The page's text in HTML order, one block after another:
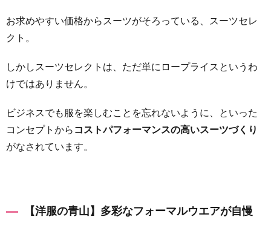
お求めやすい価格からスーツがそろっている、スーツセレ
クト。
しかしスーツセレクトは、ただ単にロープライスというわ
けではありません。
ビジネスでも服を楽しむことを忘れないように、といった
コンセプトから コストパフォーマンスの高いスーツづくり
がなされています。
【洋服の青山】多彩なフォーマルウエアが自慢